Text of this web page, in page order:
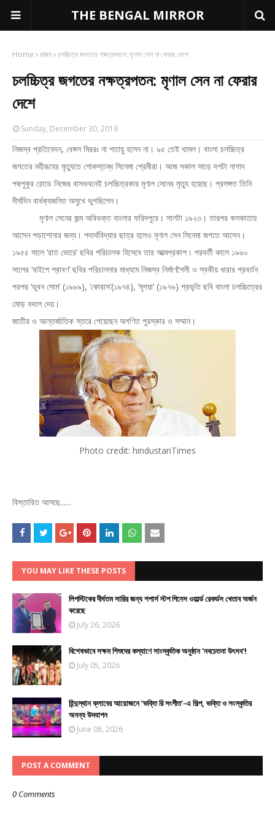
THE BENGAL MIRROR
Home রাজ্য চলচ্চিত্র জগতের নক্ষত্রপতন: মৃণাল সেন না ফেরার দেশে
চলচ্চিত্র জগতের নক্ষত্রপতন: মৃণাল সেন না ফেরার
দেশে
Sunday, December 30, 2018
নিজস্ব প্রতিবেদন, বেঙ্গল মিররঃ না শতায়ু হলেন না। ৯৫ তেই থামল। বাংলা চলচ্চিত্র
জগতের মহীরূহের মৃত্যুতে শোকস্তব্ধ সিনেমা প্রেমীরা। আজ সকাল সাড়ে দশটা নাগাদ
পদ্মপুকুর রোডে নিজের বাসভবনেই চলচ্চিত্রকার মৃণাল সেনের মৃত্যু হয়েছে। প্রসঙ্গত তিনি
দীর্ঘদিন বার্ধক্যজনিত অসুখে ভুগছিলেন।
মৃণাল সেনের জন্ম অবিভক্ত বাংলার ফরিদপুরে। সালটা ১৯২৩। তারপর কলকাতায়
আসেন পড়াশোনার জন্য। পদার্থবিদ্যার ছাত্র হলেও মৃণাল সেন সিনেমা জগতে আসেন।
১৯৫৫ সালে ‘রাত ভোরে’ ছবির পরিচালক হিসেবে তার আত্মপ্রকাশ। পরবর্তী কালে ১৯৬০
সালের ‘বাইশে শ্রাবণ’ ছবির পরিচালনার মাধ্যমে নিজস্ব নির্মাণশৈলী ও স্বকীয় ধারার প্রবর্তন
পরপর ‘ভুবন সোম’ (১৯৬৯), ‘কোরাস’(১৯৭৪), ‘মৃগয়া’ (১৯৭৬) প্রভৃতি ছবি বাংলা চলচ্চিত্রের
মোড় বদলে দেয়।
জাতীয় ও আন্তর্জাতিক স্তরে পেয়েছেন অগণিত পুরস্কার ও সম্মান।
Photo credit: hindustanTimes
বিস্তারিত আসছে......
YOU MAY LIKE THESE POSTS
লিপস্টিকের দীর্ঘতম সারির জন্য শপার্স স্টপ গিনেস ওয়ার্ল্ড রেকর্ডস খেতাব অর্জন
করেছে
July 26, 2026
বিশেষভাবে সক্ষম শিশুদের কল্যাণে সাংস্কৃতিক অনুষ্ঠান 'নবচেতনা উৎসব'!
July 05, 2026
হিন্দুস্থান ক্লাবের আয়োজনে ‘ভক্তি রি সংগীত’-এ শিল্প, ভক্তি ও সংস্কৃতির
অনন্য উদযাপন
June 08, 2026
POST A COMMENT
0 Comments